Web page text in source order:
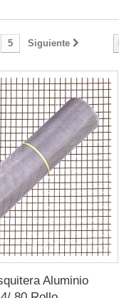
5 Siguiente
Aluminio